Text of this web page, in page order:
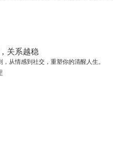
统工程
改革
革的金钥匙
关系越稳
，从情感到社交，重塑你的清醒人生。